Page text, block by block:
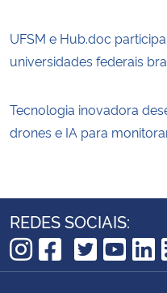
UFSM e Hub.doc
universidades federais
Tecnologia inovadora
drones e IA para
REDES SOCIAIS:
Instagram
Facebook
TikTok
Twitter